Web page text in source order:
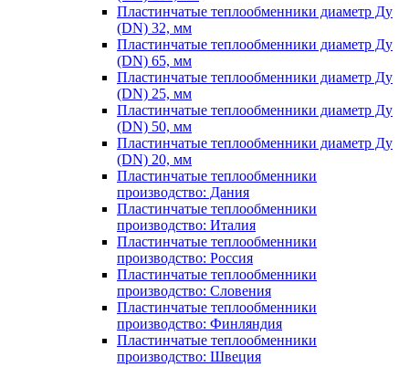
Пластинчатые теплообменники диаметр Ду
(DN) 32, мм
Пластинчатые теплообменники диаметр Ду
(DN) 65, мм
Пластинчатые теплообменники диаметр Ду
(DN) 25, мм
Пластинчатые теплообменники диаметр Ду
(DN) 50, мм
Пластинчатые теплообменники диаметр Ду
(DN) 20, мм
Пластинчатые теплообменники
производство: Дания
Пластинчатые теплообменники
производство: Италия
Пластинчатые теплообменники
производство: Россия
Пластинчатые теплообменники
производство: Словения
Пластинчатые теплообменники
производство: Финляндия
Пластинчатые теплообменники
производство: Швеция